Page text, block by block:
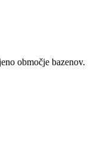
območje bazenov.